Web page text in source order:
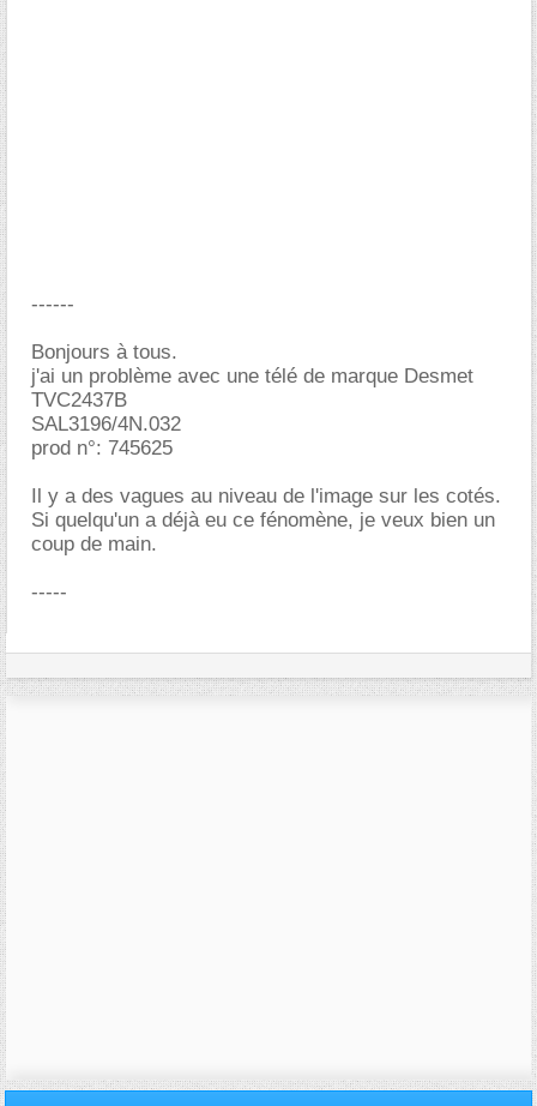
------
Bonjours à tous.
j'ai un problème avec une télé de marque Desmet
TVC2437B
SAL3196/4N.032
prod n°: 745625
Il y a des vagues au niveau de l'image sur les cotés.
Si quelqu'un a déjà eu ce fénomène, je veux bien un
coup de main.
-----